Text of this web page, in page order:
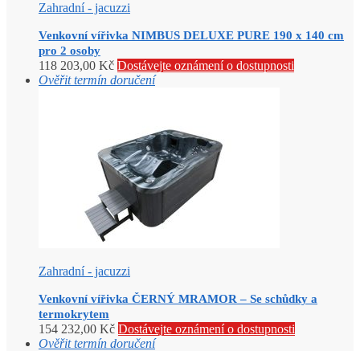
Zahradní - jacuzzi
Venkovní vířivka NIMBUS DELUXE PURE 190 x 140 cm
pro 2 osoby
118 203,00 Kč Dostávejte oznámení o dostupnosti
Ověřit termín doručení
Zahradní - jacuzzi
Venkovní vířivka ČERNÝ MRAMOR – Se schůdky a
termokrytem
154 232,00 Kč Dostávejte oznámení o dostupnosti
Ověřit termín doručení